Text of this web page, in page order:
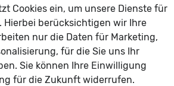
Mittelarmlehne, Fahrer
elektrisch 4-fach
Cookies ein, um unsere Dienste für
Hierbei berücksichtigen wir Ihre
nur die Daten für Marketing,
für die Sie uns Ihr
Sie können Ihre Einwilligung
für die Zukunft widerrufen.